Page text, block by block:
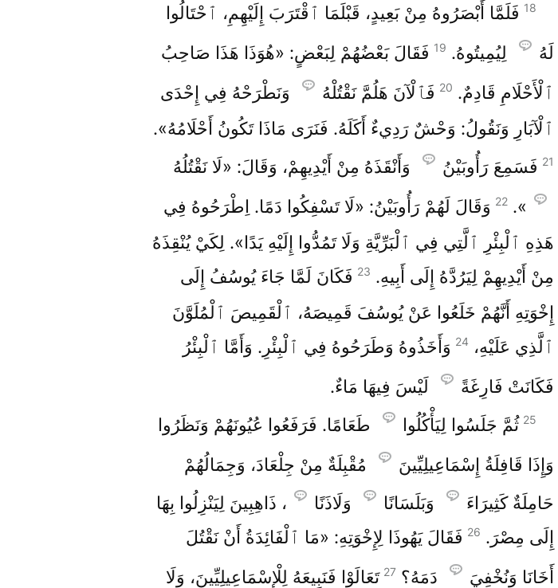
18 فَلَمَّا أَبْصَرُوهُ مِنْ بَعِيدٍ، قَبْلَمَا ٱقْتَرَبَ إِلَيْهِمِ، ٱحْتَالُوا
لَهُ
لِيُمِيتُوهُ. 19 فَقَالَ بَعْضُهُمْ لِبَعْضٍ: «هُوَذَا هَذَا صَاحِبُ
ٱلْأَحْلَامِ قَادِمٌ. 20 فَٱلْآنَ هَلُمَّ نَقْتُلْهُ
وَنَطْرَحْهُ فِي إِحْدَى
ٱلْآبَارِ وَنَقُولُ: وَحْشٌ رَدِيءٌ أَكَلَهُ. فَنَرَى مَاذَا تَكُونُ أَحْلَامُهُ».
21 فَسَمِعَ رَأُوبَيْنُ
وَأَنْقَذَهُ مِنْ أَيْدِيهِمْ، وَقَالَ: «لَا نَقْتُلُهُ
».
22 وَقَالَ لَهُمْ رَأُوبَيْنُ: «لَا تَسْفِكُوا دَمًا. اِطْرَحُوهُ فِي
هَذِهِ ٱلْبِئْرِ ٱلَّتِي فِي ٱلْبَرِّيَّةِ وَلَا تَمُدُّوا إِلَيْهِ يَدًا». لِكَيْ يُنْقِذَهُ
مِنْ أَيْدِيهِمْ لِيَرُدَّهُ إِلَى أَبِيهِ. 23 فَكَانَ لَمَّا جَاءَ يُوسُفُ إِلَى
إِخْوَتِهِ أَنَّهُمْ خَلَعُوا عَنْ يُوسُفَ قَمِيصَهُ، ٱلْقَمِيصَ ٱلْمُلَوَّنَ
ٱلَّذِي عَلَيْهِ، 24 وَأَخَذُوهُ وَطَرَحُوهُ فِي ٱلْبِئْرِ. وَأَمَّا ٱلْبِئْرُ
فَكَانَتْ فَارِغَةً
لَيْسَ فِيهَا مَاءٌ.
25 ثُمَّ جَلَسُوا لِيَأْكُلُوا
طَعَامًا. فَرَفَعُوا عُيُونَهُمْ وَنَظَرُوا
وَإِذَا قَافِلَةُ إِسْمَاعِيلِيِّينَ
مُقْبِلَةٌ مِنْ جِلْعَادَ، وَجِمَالُهُمْ
حَامِلَةٌ كَثِيرَاءَ
وَبَلَسَانًا وَلَاذَنًا
، ذَاهِبِينَ لِيَنْزِلُوا بِهَا
إِلَى مِصْرَ. 26 فَقَالَ يَهُوذَا لِإِخْوَتِهِ: «مَا ٱلْفَائِدَةُ أَنْ نَقْتُلَ
أَخَانَا وَنُخْفِيَ
دَمَهُ؟ 27 تَعَالَوْا فَنَبِيعَهُ لِلْإِسْمَاعِيلِيِّينَ، وَلَا